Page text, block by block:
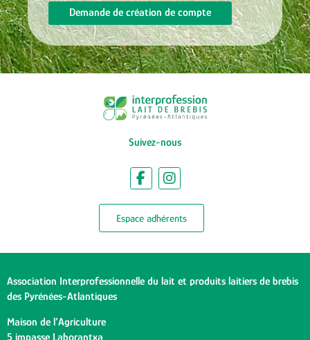
Demande de création de compte
Suivez-nous
Espace adhérents
Association Interprofessionnelle du lait et produits laitiers de brebis
des Pyrénées-Atlantiques
Maison de l’Agriculture
5 impasse Laborantxa